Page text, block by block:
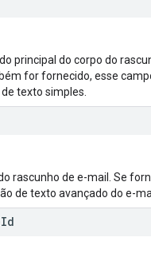
principal do corpo do
for fornecido, esse
texto simples.
rascunho de e-mail. Se
de texto avançado do e-
Id